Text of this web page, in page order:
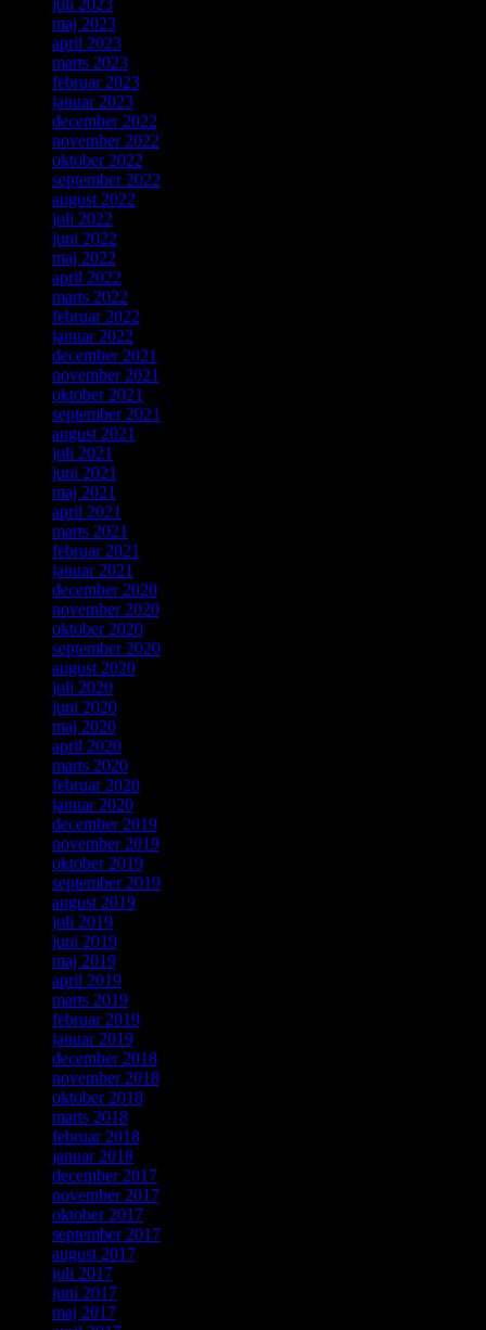
juli 2023
maj 2023
april 2023
marts 2023
februar 2023
januar 2023
december 2022
november 2022
oktober 2022
september 2022
august 2022
juli 2022
juni 2022
maj 2022
april 2022
marts 2022
februar 2022
januar 2022
december 2021
november 2021
oktober 2021
september 2021
august 2021
juli 2021
juni 2021
maj 2021
april 2021
marts 2021
februar 2021
januar 2021
december 2020
november 2020
oktober 2020
september 2020
august 2020
juli 2020
juni 2020
maj 2020
april 2020
marts 2020
februar 2020
januar 2020
december 2019
november 2019
oktober 2019
september 2019
august 2019
juli 2019
juni 2019
maj 2019
april 2019
marts 2019
februar 2019
januar 2019
december 2018
november 2018
oktober 2018
marts 2018
februar 2018
januar 2018
december 2017
november 2017
oktober 2017
september 2017
august 2017
juli 2017
juni 2017
maj 2017